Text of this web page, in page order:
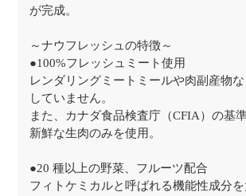
が完成。
～ナウフレッシュの特徴～
●100%フレッシュミート使用
レンダリングミートミールや肉副産物
していません。
また、カナダ食品検査庁（CFIA）の基
新鮮な生肉のみを使用。
●20 種以上の野菜、フルーツ配合
フィトケミカルと呼ばれる機能性成分